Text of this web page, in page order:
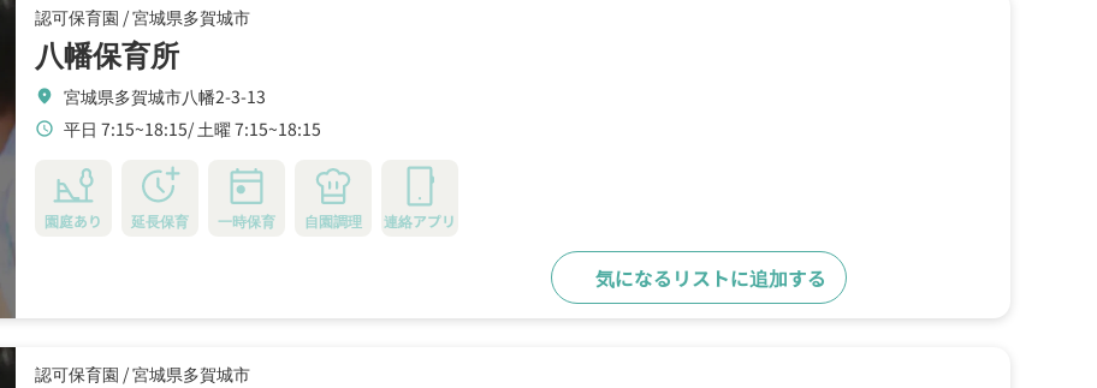
認可保育園 /宮城県多賀城市
八幡保育所
location_on 宮城県多賀城市八幡2-3-13
schedule 平日 7:15~18:15 土曜 7:15~18:15
園庭あり 延長保育 一時保育 自園調理 連絡アプリ
気になるリストに追加する
認可保育園 /宮城県多賀城市